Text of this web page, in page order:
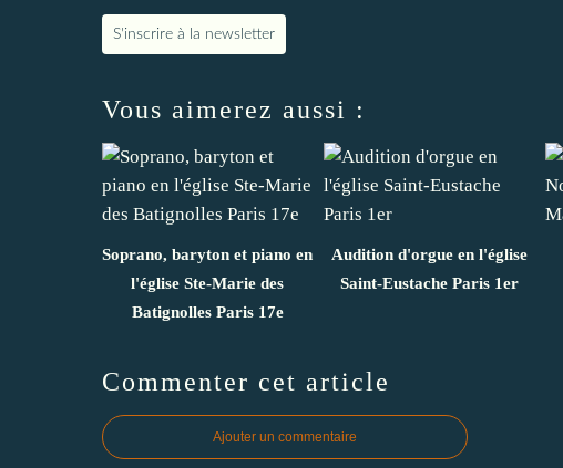
S'inscrire à la newsletter
Vous aimerez aussi :
Soprano, baryton et piano en
l'église Ste-Marie des
Batignolles Paris 17e
Audition d'orgue en l'église
Saint-Eustache Paris 1er
Commenter cet article
Ajouter un commentaire